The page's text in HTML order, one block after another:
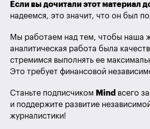
Если вы дочитали этот материал
надеемся, это значит, что он был
Мы работаем над тем, чтобы наша
аналитическая работа была
стремимся выполнять ее
Это требует финансовой
Станьте подписчиком Mind всего
и поддержите развитие
журналистики!